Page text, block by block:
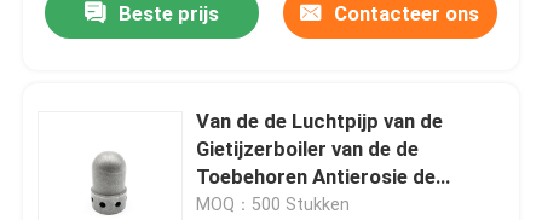
Beste prijs Contacteer ons
Van de de Luchtpijp van de
Gietijzerboiler van de de
Toebehoren Antierosie de
Antislijtage
MOQ：500 Stukken